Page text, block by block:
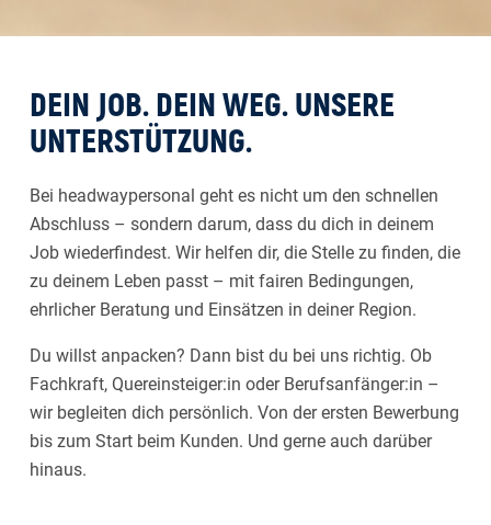
DEIN JOB. DEIN WEG. UNSERE
UNTERSTÜTZUNG.
Bei headwaypersonal geht es nicht um den schnellen
Abschluss – sondern darum, dass du dich in deinem
Job wiederfindest. Wir helfen dir, die Stelle zu finden, die
zu deinem Leben passt – mit fairen Bedingungen,
ehrlicher Beratung und Einsätzen in deiner Region.
Du willst anpacken? Dann bist du bei uns richtig. Ob
Fachkraft, Quereinsteiger:in oder Berufsanfänger:in –
wir begleiten dich persönlich. Von der ersten Bewerbung
bis zum Start beim Kunden. Und gerne auch darüber
hinaus.